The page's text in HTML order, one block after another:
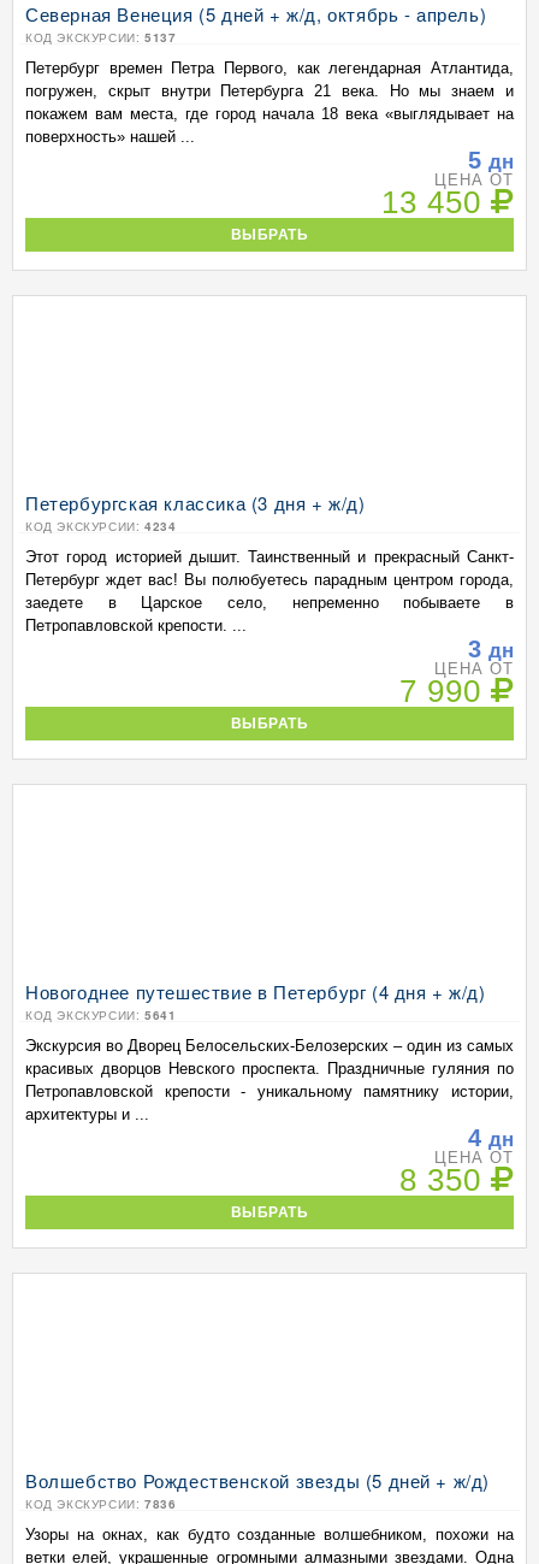
Северная Венеция (5 дней + ж/д, октябрь - апрель)
КОД ЭКСКУРСИИ: 5137
Петербург времен Петра Первого, как легендарная Атлантида,
погружен, скрыт внутри Петербурга 21 века. Но мы знаем и
покажем вам места, где город начала 18 века «выглядывает на
поверхность» нашей ...
5 дн
ЦЕНА ОТ
13 450
ВЫБРАТЬ
Петербургская классика (3 дня + ж/д)
КОД ЭКСКУРСИИ: 4234
Этот город историей дышит. Таинственный и прекрасный Санкт-
Петербург ждет вас! Вы полюбуетесь парадным центром города,
заедете в Царское село, непременно побываете в
Петропавловской крепости. ...
3 дн
ЦЕНА ОТ
7 990
ВЫБРАТЬ
Новогоднее путешествие в Петербург (4 дня + ж/д)
КОД ЭКСКУРСИИ: 5641
Экскурсия во Дворец Белосельских-Белозерских – один из самых
красивых дворцов Невского проспекта. Праздничные гуляния по
Петропавловской крепости - уникальному памятнику истории,
архитектуры и ...
4 дн
ЦЕНА ОТ
8 350
ВЫБРАТЬ
Волшебство Рождественской звезды (5 дней + ж/д)
КОД ЭКСКУРСИИ: 7836
Узоры на окнах, как будто созданные волшебником, похожи на
ветки елей, украшенные огромными алмазными звездами. Одна